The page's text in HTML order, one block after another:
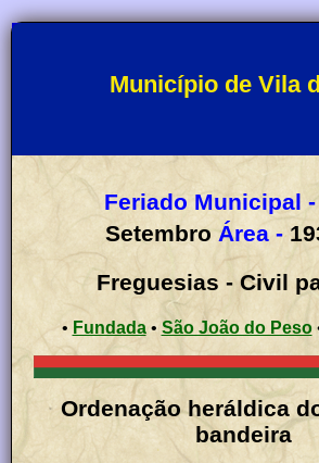
Município de Vila
Feriado Municipal -
Setembro Área -
Freguesias - Civil
• Fundada• São João do Peso
Ordenação heráldica
bandeira